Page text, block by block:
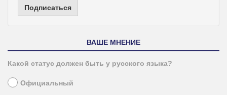
Подписаться
ВАШЕ МНЕНИЕ
Какой статус должен быть у русского языка?
Официальный